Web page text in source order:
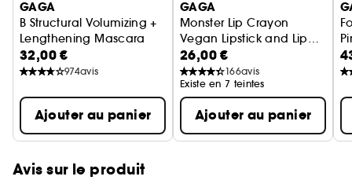
GAGA
B Structural Volumizing +
Lengthening Mascara
Mascara Volumisant et Allongeant
32,00 €
974avis
Ajouter au panier
GAGA
Monster Lip Crayon
Vegan Lipstick and Lip
Liner
Crayon à lèvres
26,00 €
166avis
Existe en 7 teintes
Ajouter au panier
Avis sur le produit